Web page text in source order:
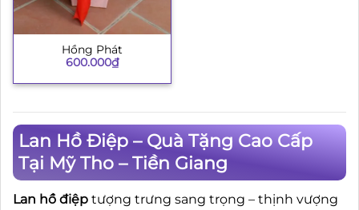
Hồng Phát
600.000₫
Lan Hồ Điệp – Quà Tặng Cao Cấp
Tại Mỹ Tho – Tiền Giang
Lan hồ điệp tượng trưng sang trọng – thịnh vượng